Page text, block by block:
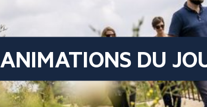
ANIMATIONS DU